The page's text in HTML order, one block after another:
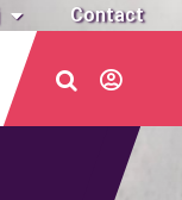
Contact